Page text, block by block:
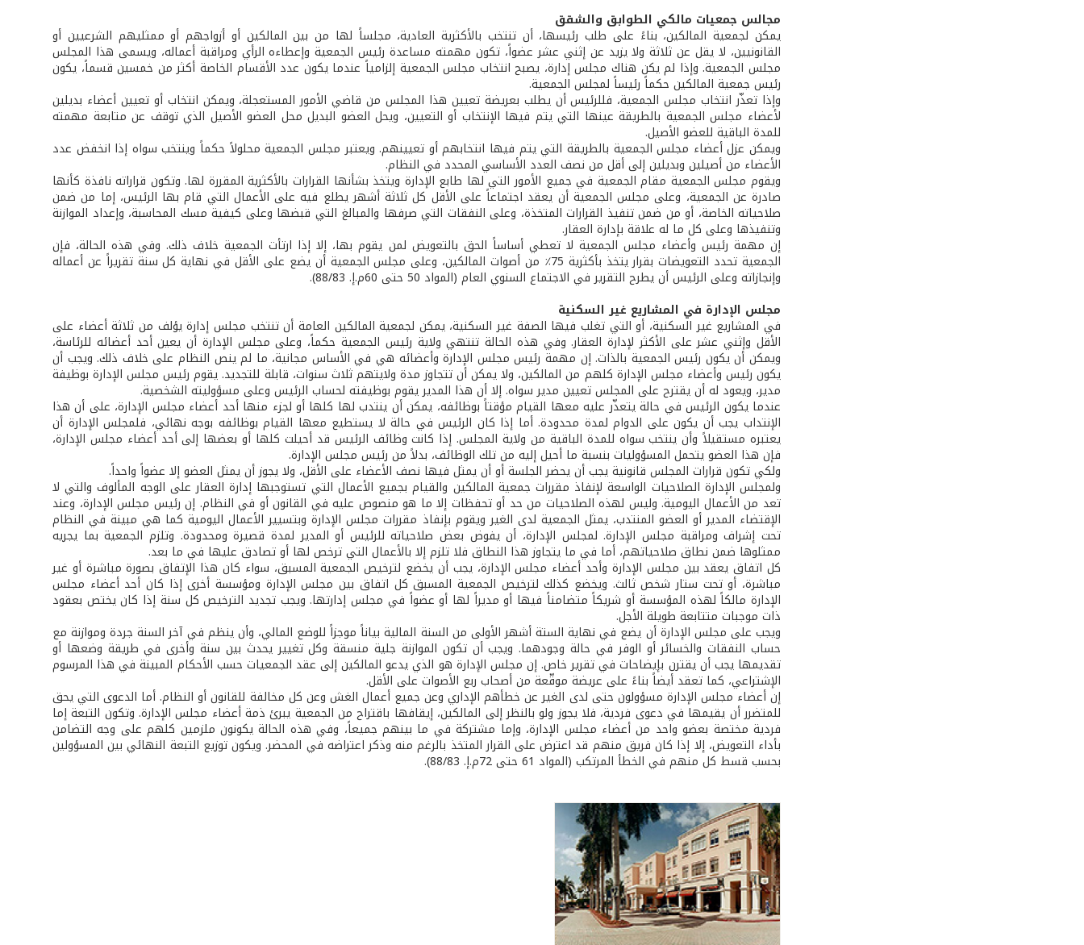
مجالس جمعيات مالكي الطوابق والشقق
يمكن لجمعية المالكين، بناءً على طلب رئيسها، أن تنتخب بالأكثرية العادية، مجلساً لها من بين المالكين أو أزواجهم أو ممثليهم الشرعيين أو
القانونيين، لا يقل عن ثلاثة ولا يزيد عن إثني عشر عضواً، تكون مهمته مساعدة رئيس الجمعية وإعطاءه الرأي ومراقبة أعماله، ويسمى هذا المجلس
مجلس الجمعية. وإذا لم يكن هناك مجلس إدارة، يصبح انتخاب مجلس الجمعية إلزامياً عندما يكون عدد الأقسام الخاصة أكثر من خمسين قسماً، يكون
رئيس جمعية المالكين حكماً رئيساً لمجلس الجمعية.
وإذا تعذّر انتخاب مجلس الجمعية، فللرئيس أن يطلب بعريضة تعيين هذا المجلس من قاضي الأمور المستعجلة، ويمكن انتخاب أو تعيين أعضاء بديلين
لأعضاء مجلس الجمعية بالطريقة عينها التي يتم فيها الإنتخاب أو التعيين، ويحل العضو البديل محل العضو الأصيل الذي توقف عن متابعة مهمته
للمدة الباقية للعضو الأصيل.
ويمكن عزل أعضاء مجلس الجمعية بالطريقة التي يتم فيها انتخابهم أو تعيينهم. ويعتبر مجلس الجمعية محلولاً حكماً وينتخب سواه إذا انخفض عدد
الأعضاء من أصيلين وبديلين إلى أقل من نصف العدد الأساسي المحدد في النظام.
ويقوم مجلس الجمعية مقام الجمعية في جميع الأمور التي لها طابع الإدارة ويتخذ بشأنها القرارات بالأكثرية المقررة لها. وتكون قراراته نافذة كأنها
صادرة عن الجمعية، وعلى مجلس الجمعية أن يعقد اجتماعاً على الأقل كل ثلاثة أشهر يطلع فيه على الأعمال التي قام بها الرئيس، إما من ضمن
صلاحياته الخاصة، أو من ضمن تنفيذ القرارات المتخذة، وعلى النفقات التي صرفها والمبالغ التي قبضها وعلى كيفية مسك المحاسبة، وإعداد الموازنة
وتنفيذها وعلى كل ما له علاقة بإدارة العقار.
إن مهمة رئيس وأعضاء مجلس الجمعية لا تعطي أساساً الحق بالتعويض لمن يقوم بها، إلا إذا ارتأت الجمعية خلاف ذلك. وفي هذه الحالة، فإن
الجمعية تحدد التعويضات بقرار يتخذ بأكثرية 75٪ من أصوات المالكين، وعلى مجلس الجمعية أن يضع على الأقل في نهاية كل سنة تقريراً عن أعماله
وإنجازاته وعلى الرئيس أن يطرح التقرير في الاجتماع السنوي العام (المواد 50 حتى 60م.إ. 88/83).
مجلس الإدارة في المشاريع غير السكنية
في المشاريع غير السكنية، أو التي تغلب فيها الصفة غير السكنية، يمكن لجمعية المالكين العامة أن تنتخب مجلس إدارة يؤلف من ثلاثة أعضاء على
الأقل وإثني عشر على الأكثر لإدارة العقار. وفي هذه الحالة تنتهي ولاية رئيس الجمعية حكماً، وعلى مجلس الإدارة أن يعين أحد أعضائه للرئاسة،
ويمكن أن يكون رئيس الجمعية بالذات. إن مهمة رئيس مجلس الإدارة وأعضائه هي في الأساس مجانية، ما لم ينص النظام على خلاف ذلك. ويجب أن
يكون رئيس وأعضاء مجلس الإدارة كلهم من المالكين، ولا يمكن أن تتجاوز مدة ولايتهم ثلاث سنوات، قابلة للتجديد. يقوم رئيس مجلس الإدارة بوظيفة
مدير، ويعود له أن يقترح على المجلس تعيين مدير سواه. إلا أن هذا المدير يقوم بوظيفته لحساب الرئيس وعلى مسؤوليته الشخصية.
عندما يكون الرئيس في حالة يتعذّر عليه معها القيام مؤقتاً بوظائفه، يمكن أن ينتدب لها كلها أو لجزء منها أحد أعضاء مجلس الإدارة، على أن هذا
الإنتداب يجب أن يكون على الدوام لمدة محدودة. أما إذا كان الرئيس في حالة لا يستطيع معها القيام بوظائفه بوجه نهائي، فلمجلس الإدارة أن
يعتبره مستقيلاً وأن ينتخب سواه للمدة الباقية من ولاية المجلس. إذا كانت وظائف الرئيس قد أحيلت كلها أو بعضها إلى أحد أعضاء مجلس الإدارة،
فإن هذا العضو يتحمل المسؤوليات بنسبة ما أحيل إليه من تلك الوظائف، بدلاً من رئيس مجلس الإدارة.
ولكي تكون قرارات المجلس قانونية يجب أن يحضر الجلسة أو أن يمثل فيها نصف الأعضاء على الأقل، ولا يجوز أن يمثل العضو إلا عضواً واحداً.
ولمجلس الإدارة الصلاحيات الواسعة لإنفاذ مقررات جمعية المالكين والقيام بجميع الأعمال التي تستوجبها إدارة العقار على الوجه المألوف والتي لا
تعد من الأعمال اليومية. وليس لهذه الصلاحيات من حد أو تحفظات إلا ما هو منصوص عليه في القانون أو في النظام. إن رئيس مجلس الإدارة، وعند
الإقتضاء المدير أو العضو المنتدب، يمثل الجمعية لدى الغير ويقوم بإنفاذ مقررات مجلس الإدارة وبتسيير الأعمال اليومية كما هي مبينة في النظام
تحت إشراف ومراقبة مجلس الإدارة. لمجلس الإدارة، أن يفوض بعض صلاحياته للرئيس أو المدير لمدة قصيرة ومحدودة. وتلزم الجمعية بما يجريه
ممثلوها ضمن نطاق صلاحياتهم، أما في ما يتجاوز هذا النطاق فلا تلزم إلا بالأعمال التي ترخص لها أو تصادق عليها في ما بعد.
كل اتفاق يعقد بين مجلس الإدارة وأحد أعضاء مجلس الإدارة، يجب أن يخضع لترخيص الجمعية المسبق، سواء كان هذا الإتفاق بصورة مباشرة أو غير
مباشرة، أو تحت ستار شخص ثالث. ويخضع كذلك لترخيص الجمعية المسبق كل اتفاق بين مجلس الإدارة ومؤسسة أخرى إذا كان أحد أعضاء مجلس
الإدارة مالكاً لهذه المؤسسة أو شريكاً متضامناً فيها أو مديراً لها أو عضواً في مجلس إدارتها. ويجب تجديد الترخيص كل سنة إذا كان يختص بعقود
ذات موجبات متتابعة طويلة الأجل.
ويجب على مجلس الإدارة أن يضع في نهاية الستة أشهر الأولى من السنة المالية بياناً موجزاً للوضع المالي، وأن ينظم في آخر السنة جردة وموازنة مع
حساب النفقات والخسائر أو الوفر في حالة وجودهما. ويجب أن تكون الموازنة جلية منسقة وكل تغيير يحدث بين سنة وأخرى في طريقة وضعها أو
تقديمها يجب أن يقترن بإيضاحات في تقرير خاص. إن مجلس الإدارة هو الذي يدعو المالكين إلى عقد الجمعيات حسب الأحكام المبينة في هذا المرسوم
الإشتراعي، كما تعقد أيضاً بناءً على عريضة موقّعة من أصحاب ربع الأصوات على الأقل.
إن أعضاء مجلس الإدارة مسؤولون حتى لدى الغير عن خطأهم الإداري وعن جميع أعمال الغش وعن كل مخالفة للقانون أو النظام. أما الدعوى التي يحق
للمتضرر أن يقيمها في دعوى فردية، فلا يجوز ولو بالنظر إلى المالكين، إيقافها باقتراح من الجمعية يبرئ ذمة أعضاء مجلس الإدارة. وتكون التبعة إما
فردية مختصة بعضو واحد من أعضاء مجلس الإدارة، وإما مشتركة في ما بينهم جميعاً، وفي هذه الحالة يكونون ملزمين كلهم على وجه التضامن
بأداء التعويض، إلا إذا كان فريق منهم قد اعترض على القرار المتخذ بالرغم منه وذكر اعتراضه في المحضر. ويكون توزيع التبعة النهائي بين المسؤولين
بحسب قسط كل منهم في الخطأ المرتكب (المواد 61 حتى 72م.إ. 88/83).